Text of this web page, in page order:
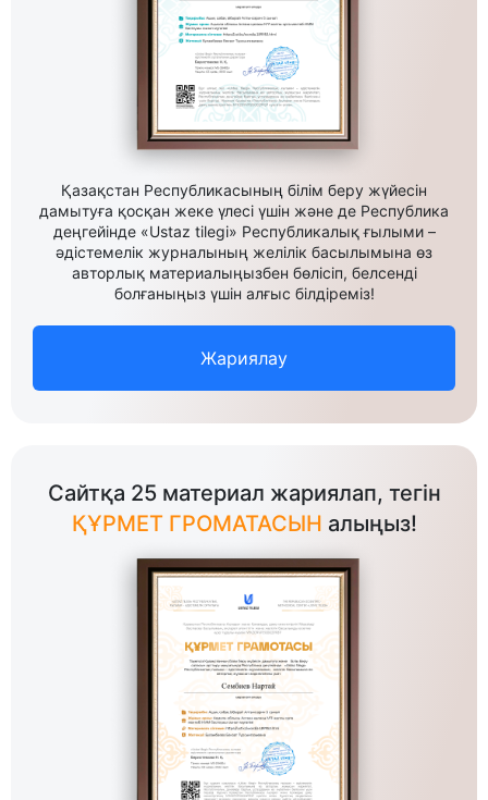
Қазақстан Республикасының білім беру жүйесін
дамытуға қосқан жеке үлесі үшін және де Республика
деңгейінде «Ustaz tilegi» Республикалық ғылыми –
әдістемелік журналының желілік басылымына өз
авторлық материалыңызбен бөлісіп, белсенді
болғаныңыз үшін алғыс білдіреміз!
Жариялау
Сайтқа 25 материал жариялап, тегін
ҚҰРМЕТ ГРОМАТАСЫН алыңыз!